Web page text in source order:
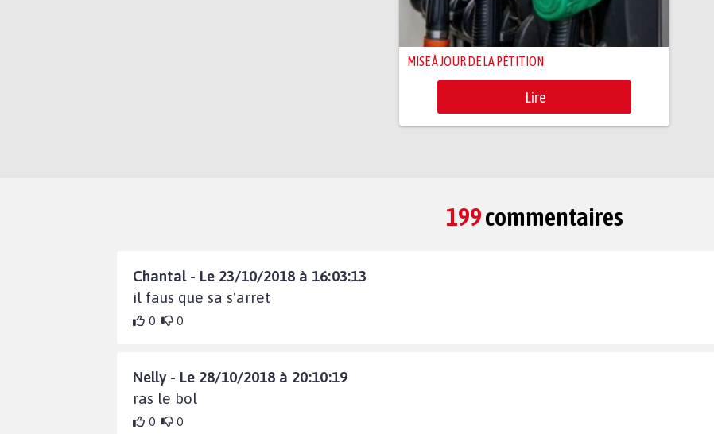
MISE À JOUR DE LA PÉTITION
Lire
199commentaires
Chantal - Le 23/10/2018 à 16:03:13
il faus que sa s'arret
0 0
Nelly - Le 28/10/2018 à 20:10:19
ras le bol
0 0